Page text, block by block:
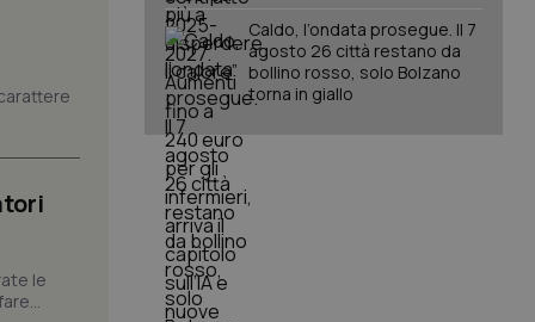
le
Caldo, l’ondata prosegue. Il 7
agosto 26 città restano da
bollino rosso, solo Bolzano
torna in giallo
sulle pagine
le
e
Cookie-
di consenso
che il banner